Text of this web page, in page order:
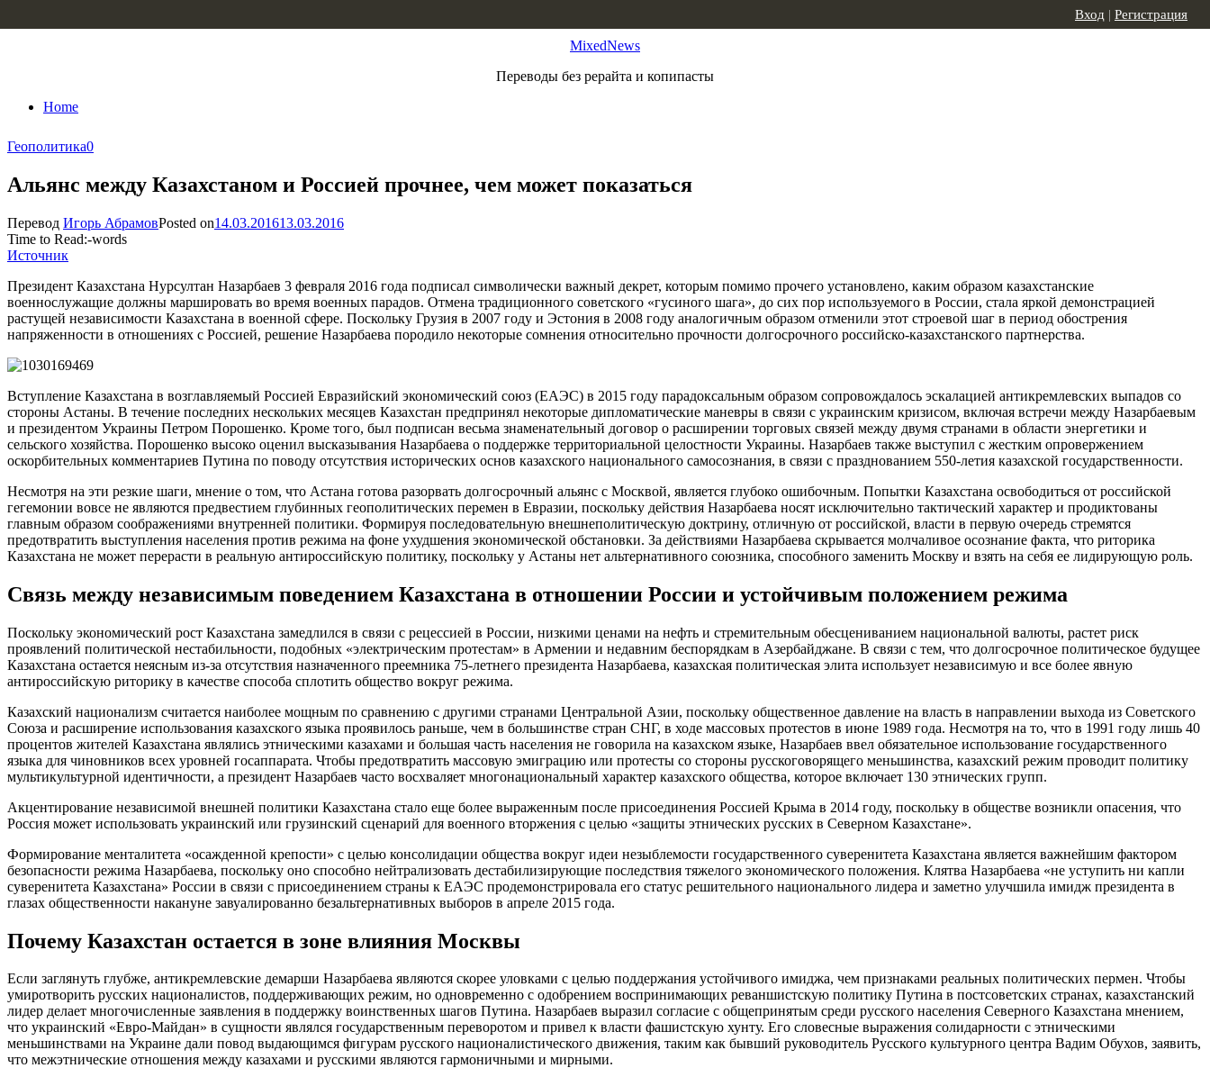
MixedNews
Переводы без рерайта и копипасты
Home
Вход | Регистрация
Геополитика0
Альянс между Казахстаном и Россией прочнее, чем может показаться
Перевод Игорь АбрамовPosted on14.03.201613.03.2016
Time to Read:-words
Источник
Президент Казахстана Нурсултан Назарбаев 3 февраля 2016 года подписал символически важный декрет, которым помимо прочего установлено, каким образом казахстанские
военнослужащие должны маршировать во время военных парадов. Отмена традиционного советского «гусиного шага», до сих пор используемого в России, стала яркой демонстрацией
растущей независимости Казахстана в военной сфере. Поскольку Грузия в 2007 году и Эстония в 2008 году аналогичным образом отменили этот строевой шаг в период обострения
напряженности в отношениях с Россией, решение Назарбаева породило некоторые сомнения относительно прочности долгосрочного российско-казахстанского партнерства.
Вступление Казахстана в возглавляемый Россией Евразийский экономический союз (ЕАЭС) в 2015 году парадоксальным образом сопровождалось эскалацией антикремлевских выпадов со
стороны Астаны. В течение последних нескольких месяцев Казахстан предпринял некоторые дипломатические маневры в связи с украинским кризисом, включая встречи между Назарбаевым
и президентом Украины Петром Порошенко. Кроме того, был подписан весьма знаменательный договор о расширении торговых связей между двумя странами в области энергетики и
сельского хозяйства. Порошенко высоко оценил высказывания Назарбаева о поддержке территориальной целостности Украины. Назарбаев также выступил с жестким опровержением
оскорбительных комментариев Путина по поводу отсутствия исторических основ казахского национального самосознания, в связи с празднованием 550-летия казахской государственности.
Несмотря на эти резкие шаги, мнение о том, что Астана готова разорвать долгосрочный альянс с Москвой, является глубоко ошибочным. Попытки Казахстана освободиться от российской
гегемонии вовсе не являются предвестием глубинных геополитических перемен в Евразии, поскольку действия Назарбаева носят исключительно тактический характер и продиктованы
главным образом соображениями внутренней политики. Формируя последовательную внешнеполитическую доктрину, отличную от российской, власти в первую очередь стремятся
предотвратить выступления населения против режима на фоне ухудшения экономической обстановки. За действиями Назарбаева скрывается молчаливое осознание факта, что риторика
Казахстана не может перерасти в реальную антироссийскую политику, поскольку у Астаны нет альтернативного союзника, способного заменить Москву и взять на себя ее лидирующую роль.
Связь между независимым поведением Казахстана в отношении России и устойчивым положением режима
Поскольку экономический рост Казахстана замедлился в связи с рецессией в России, низкими ценами на нефть и стремительным обесцениванием национальной валюты, растет риск
проявлений политической нестабильности, подобных «электрическим протестам» в Армении и недавним беспорядкам в Азербайджане. В связи с тем, что долгосрочное политическое будущее
Казахстана остается неясным из-за отсутствия назначенного преемника 75-летнего президента Назарбаева, казахская политическая элита использует независимую и все более явную
антироссийскую риторику в качестве способа сплотить общество вокруг режима.
Казахский национализм считается наиболее мощным по сравнению с другими странами Центральной Азии, поскольку общественное давление на власть в направлении выхода из Советского
Союза и расширение использования казахского языка проявилось раньше, чем в большинстве стран СНГ, в ходе массовых протестов в июне 1989 года. Несмотря на то, что в 1991 году лишь 40
процентов жителей Казахстана являлись этническими казахами и большая часть населения не говорила на казахском языке, Назарбаев ввел обязательное использование государственного
языка для чиновников всех уровней госаппарата. Чтобы предотвратить массовую эмиграцию или протесты со стороны русскоговорящего меньшинства, казахский режим проводит политику
мультикультурной идентичности, а президент Назарбаев часто восхваляет многонациональный характер казахского общества, которое включает 130 этнических групп.
Акцентирование независимой внешней политики Казахстана стало еще более выраженным после присоединения Россией Крыма в 2014 году, поскольку в обществе возникли опасения, что
Россия может использовать украинский или грузинский сценарий для военного вторжения с целью «защиты этнических русских в Северном Казахстане».
Формирование менталитета «осажденной крепости» с целью консолидации общества вокруг идеи незыблемости государственного суверенитета Казахстана является важнейшим фактором
безопасности режима Назарбаева, поскольку оно способно нейтрализовать дестабилизирующие последствия тяжелого экономического положения. Клятва Назарбаева «не уступить ни капли
суверенитета Казахстана» России в связи с присоединением страны к ЕАЭС продемонстрировала его статус решительного национального лидера и заметно улучшила имидж президента в
глазах общественности накануне завуалированно безальтернативных выборов в апреле 2015 года.
Почему Казахстан остается в зоне влияния Москвы
Если заглянуть глубже, антикремлевские демарши Назарбаева являются скорее уловками с целью поддержания устойчивого имиджа, чем признаками реальных политических пермен. Чтобы
умиротворить русских националистов, поддерживающих режим, но одновременно с одобрением воспринимающих реваншистскую политику Путина в постсоветских странах, казахстанский
лидер делает многочисленные заявления в поддержку воинственных шагов Путина. Назарбаев выразил согласие с общепринятым среди русского населения Северного Казахстана мнением,
что украинский «Евро-Майдан» в сущности являлся государственным переворотом и привел к власти фашистскую хунту. Его словесные выражения солидарности с этническими
меньшинствами на Украине дали повод выдающимся фигурам русского националистического движения, таким как бывший руководитель Русского культурного центра Вадим Обухов, заявить,
что межэтнические отношения между казахами и русскими являются гармоничными и мирными.